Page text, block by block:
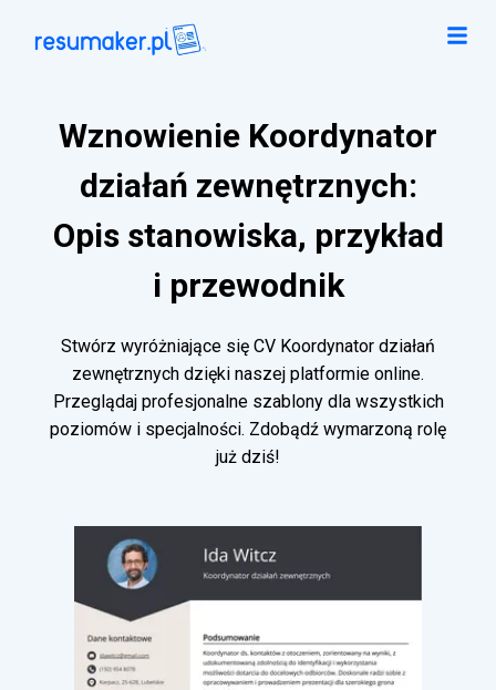
Wznowienie Koordynator
działań zewnętrznych:
Opis stanowiska, przykład
i przewodnik
Stwórz wyróżniające się CV Koordynator działań
zewnętrznych dzięki naszej platformie online.
Przeglądaj profesjonalne szablony dla wszystkich
poziomów i specjalności. Zdobądź wymarzoną rolę
już dziś!